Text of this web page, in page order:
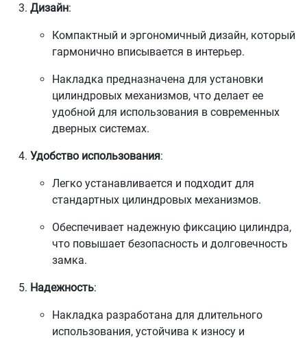
Дизайн:
Компактный и эргономичный дизайн, который
гармонично вписывается в интерьер.
Накладка предназначена для установки
цилиндровых механизмов, что делает ее
удобной для использования в современных
дверных системах.
Удобство использования:
Легко устанавливается и подходит для
стандартных цилиндровых механизмов.
Обеспечивает надежную фиксацию цилиндра,
что повышает безопасность и долговечность
замка.
Надежность:
Накладка разработана для длительного
использования, устойчива к износу и